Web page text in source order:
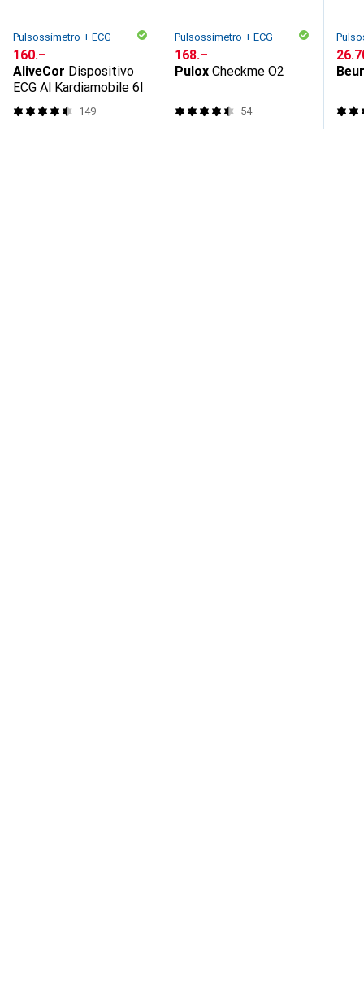
Pulsossimetro + ECG
CHF
160.–
AliveCor Dispositivo
ECG Al Kardiamobile 6l
149
Pulsossimetro + ECG
CHF
168.–
Pulox Checkme O2
54
CHF